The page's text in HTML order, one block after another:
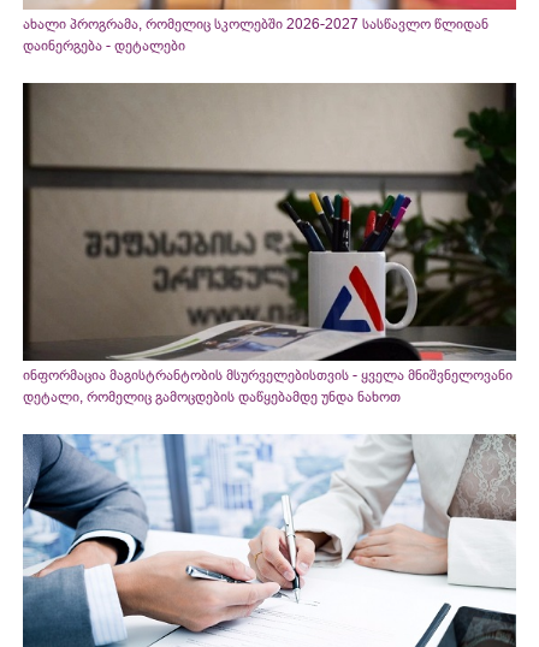
ახალი პროგრამა, რომელიც სკოლებში 2026-2027 სასწავლო წლიდან
დაინერგება - დეტალები
ინფორმაცია მაგისტრანტობის მსურველებისთვის - ყველა მნიშვნელოვანი
დეტალი, რომელიც გამოცდების დაწყებამდე უნდა ნახოთ